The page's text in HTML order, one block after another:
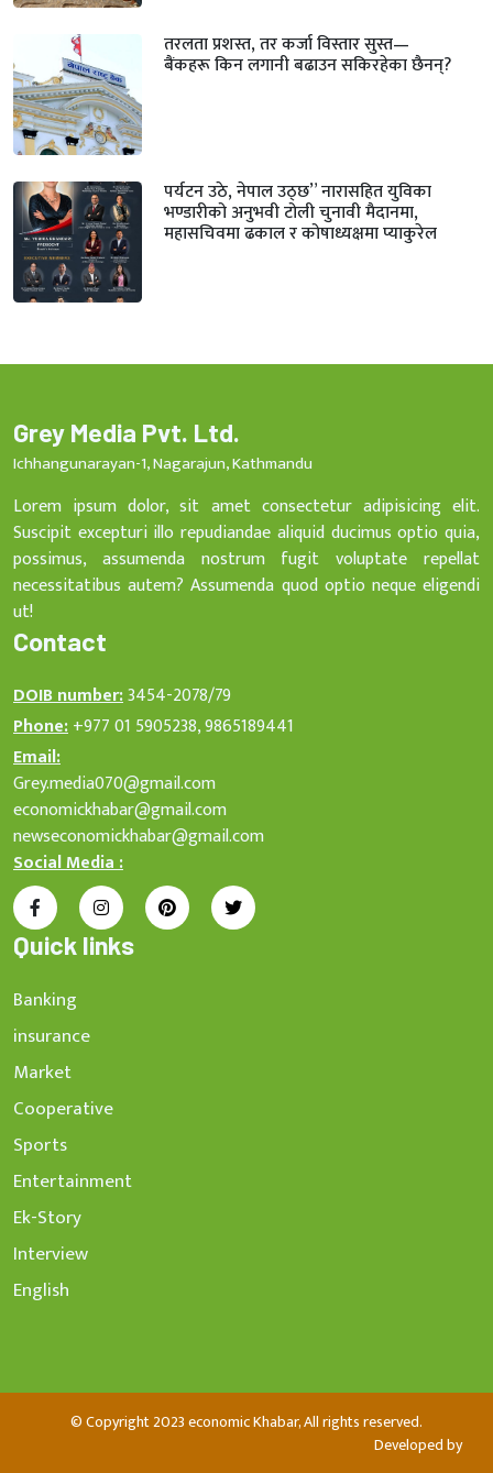
तरलता प्रशस्त, तर कर्जा विस्तार सुस्त—
बैंकहरू किन लगानी बढाउन सकिरहेका छैनन्?
पर्यटन उठे, नेपाल उठ्छ” नारासहित युविका
भण्डारीको अनुभवी टोली चुनावी मैदानमा,
महासचिवमा ढकाल र कोषाध्यक्षमा प्याकुरेल
Grey Media Pvt. Ltd.
Ichhangunarayan-1, Nagarajun, Kathmandu
Lorem ipsum dolor, sit amet consectetur adipisicing elit.
Suscipit excepturi illo repudiandae aliquid ducimus optio quia,
possimus, assumenda nostrum fugit voluptate repellat
necessitatibus autem? Assumenda quod optio neque eligendi
ut!
Contact
DOIB number:3454-2078/79
Phone:+977 01 5905238, 9865189441
Email:
Grey.media070@gmail.com
economickhabar@gmail.com
newseconomickhabar@gmail.com
Social Media :
Quick links
Banking
insurance
Market
Cooperative
Sports
Entertainment
Ek-Story
Interview
English
© Copyright 2023 economic Khabar, All rights reserved.
Developed by